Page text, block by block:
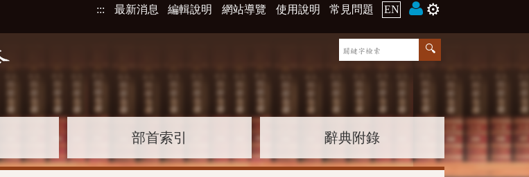
::: 最新消息 編輯說明 網站導覽 使用說明 常見問題 EN ⚙️
部首索引 辭典附錄